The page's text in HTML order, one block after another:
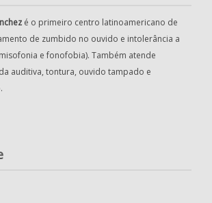
é o primeiro centro latinoamericano de
de zumbido no ouvido e intolerância a
e fonofobia). Também atende
auditiva, tontura, ouvido tampado e